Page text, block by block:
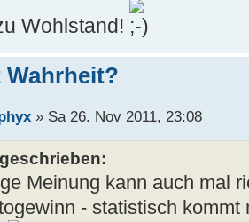
Wohlstand!
Wahrheit?
» Sa 26. Nov 2011, 23:08
Meinung kann auch mal
- statistisch kommt